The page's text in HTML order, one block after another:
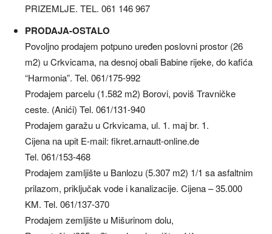
PRIZEMLJE. TEL. 061 146 967
PRODAJA-OSTALO
Povoljno prodajem potpuno uređen poslovni prostor (26
m2) u Crkvicama, na desnoj obali Babine rijeke, do kafića
“Harmonia”. Tel. 061/175-992
Prodajem parcelu (1.582 m2) Borovi, poviš Travničke
ceste. (Anići) Tel. 061/131-940
Prodajem garažu u Crkvicama, ul. 1. maj br. 1.
Cijena na upit E-mail: fikret.arnautt-online.de
Tel. 061/153-468
Prodajem zamljište u Banlozu (5.307 m2) 1/1 sa asfaltnim
prilazom, priključak vode i kanalizacije. Cijena – 35.000
KM. Tel. 061/137-370
Prodajem zemljište u Mišurinom dolu,